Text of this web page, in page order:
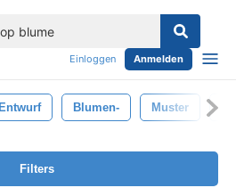
Einloggen Anmelden
Entwurf Blumen- Muster
Filters